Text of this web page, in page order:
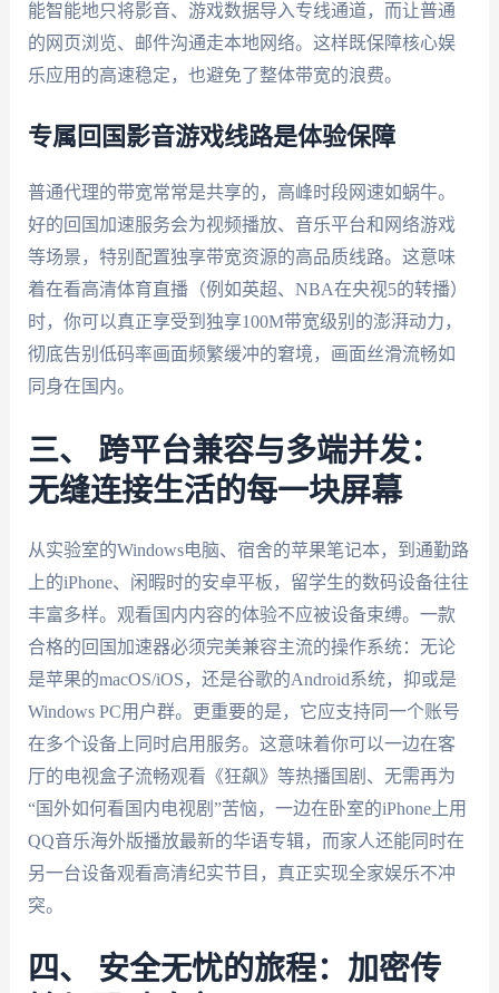
能智能地只将影音、游戏数据导入专线通道，而让普通
的网页浏览、邮件沟通走本地网络。这样既保障核心娱
乐应用的高速稳定，也避免了整体带宽的浪费。
专属回国影音游戏线路是体验保障
普通代理的带宽常常是共享的，高峰时段网速如蜗牛。
好的回国加速服务会为视频播放、音乐平台和网络游戏
等场景，特别配置独享带宽资源的高品质线路。这意味
着在看高清体育直播（例如英超、NBA在央视5的转播）
时，你可以真正享受到独享100M带宽级别的澎湃动力，
彻底告别低码率画面频繁缓冲的窘境，画面丝滑流畅如
同身在国内。
三、 跨平台兼容与多端并发：
无缝连接生活的每一块屏幕
从实验室的Windows电脑、宿舍的苹果笔记本，到通勤路
上的iPhone、闲暇时的安卓平板，留学生的数码设备往往
丰富多样。观看国内内容的体验不应被设备束缚。一款
合格的回国加速器必须完美兼容主流的操作系统：无论
是苹果的macOS/iOS，还是谷歌的Android系统，抑或是
Windows PC用户群。更重要的是，它应支持同一个账号
在多个设备上同时启用服务。这意味着你可以一边在客
厅的电视盒子流畅观看《狂飙》等热播国剧、无需再为
“国外如何看国内电视剧”苦恼，一边在卧室的iPhone上用
QQ音乐海外版播放最新的华语专辑，而家人还能同时在
另一台设备观看高清纪实节目，真正实现全家娱乐不冲
突。
四、 安全无忧的旅程：加密传